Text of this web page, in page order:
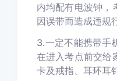
内均配有电波钟，
因误带而造成违规
3.一定不能携带手
在进入考点前交给
卡及戒指、耳环耳